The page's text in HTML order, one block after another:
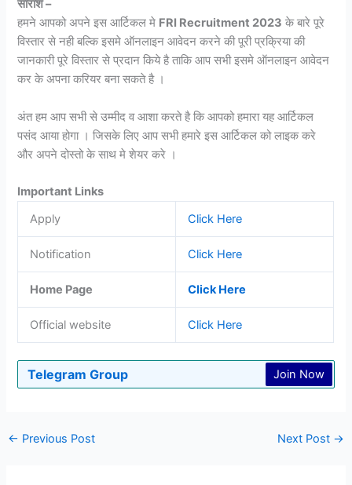
सारांश –
हमने आपको अपने इस आर्टिकल मे FRI Recruitment 2023 के बारे पूरे
विस्तार से नही बल्कि इसमे ऑनलाइन आवेदन करने की पूरी प्रक्रिया की
जानकारी पूरे विस्तार से प्रदान किये है ताकि आप सभी इसमे ऑनलाइन आवेदन
कर के अपना करियर बना सकते है ।
अंत हम आप सभी से उम्मीद व आशा करते है कि आपको हमारा यह आर्टिकल
पसंद आया होगा । जिसके लिए आप सभी हमारे इस आर्टिकल को लाइक करे
और अपने दोस्तो के साथ मे शेयर करे ।
Important Links
Apply
Click Here
Notification Click Here
Home Page Click Here
Official website Click Here
Telegram Group Join Now
← Previous Post Next Post →